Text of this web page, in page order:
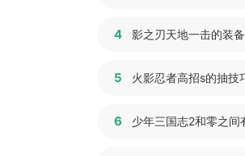
4 影之刃天地一击的装
5 火影忍者高招s的抽技
6 少年三国志2和零之间